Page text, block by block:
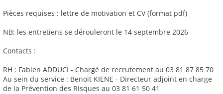
Pièces requises : lettre de motivation et CV (format pdf)
NB: les entretiens se dérouleront le 14 septembre 2026
Contacts :
RH : Fabien ADDUCI - Chargé de recrutement au 03 81 87 85 70
Au sein du service : Benoit KIENE - Directeur adjoint en charge
de la Prévention des Risques au 03 81 61 50 41